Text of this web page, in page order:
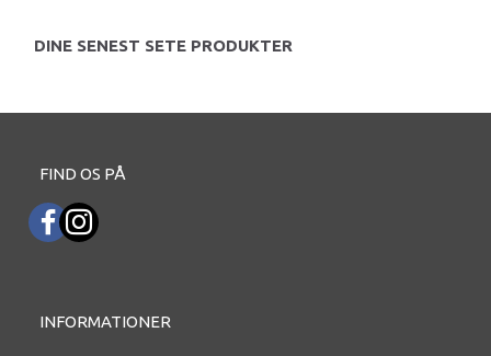
DINE SENEST SETE PRODUKTER
FIND OS PÅ
INFORMATIONER